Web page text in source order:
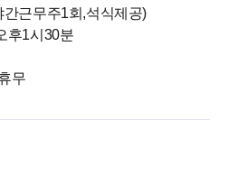
근무주1회,석식제공)
후1시30분
무